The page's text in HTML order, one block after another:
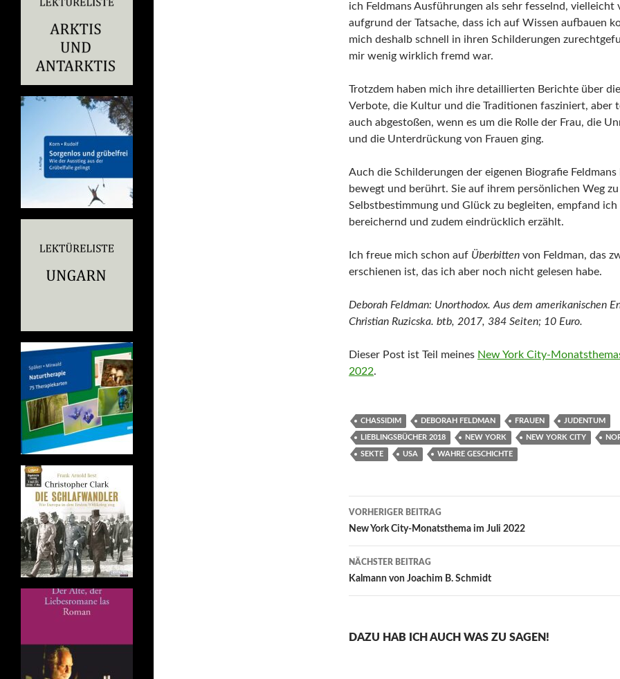
ich Feldmans Ausführungen als sehr fesselnd, vielleicht
aufgrund der Tatsache, dass ich auf Wissen aufbauen
mich deshalb schnell in ihren Schilderungen
mir wenig wirklich fremd war.
Trotzdem haben mich ihre detaillierten Berichte über
Verbote, die Kultur und die Traditionen fasziniert, aber
auch abgestoßen, wenn es um die Rolle der Frau, die
und die Unterdrückung von Frauen ging.
Auch die Schilderungen der eigenen Biografie Feldmans
bewegt und berührt. Sie auf ihrem persönlichen Weg zu
Selbstbestimmung und Glück zu begleiten, empfand ich
bereichernd und zudem eindrücklich erzählt.
Ich freue mich schon auf Überbitten von Feldman, das
erschienen ist, das ich aber noch nicht gelesen habe.
Deborah Feldman: Unorthodox. Aus dem amerikanischen
Christian Ruzicska. btb, 2017, 384 Seiten; 10 Euro.
Dieser Post ist Teil meines New York City-
2022.
CHASSIDIM DEBORAH FELDMAN FRAUEN JUDENTUM
LIEBLINGSBÜCHER 2018 NEW YORK NEW YORK CITY
SEKTE USA WAHRE GESCHICHTE
Beitragsnavigation
VORHERIGER BEITRAG
New York City-Monatsthema im Juli 2022
NÄCHSTER BEITRAG
Kalmann von Joachim B. Schmidt
DAZU HAB ICH AUCH WAS ZU SAGEN!